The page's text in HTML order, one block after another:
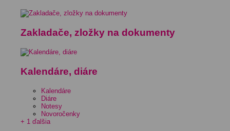
Zakladače, zložky na dokumenty
Kalendáre, diáre
Kalendáre
Diáre
Notesy
Novoročenky
+ 1 ďalšia